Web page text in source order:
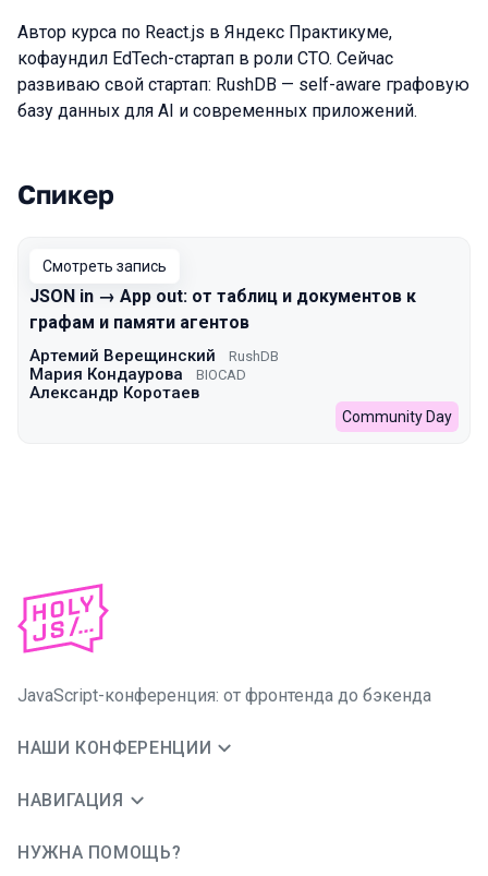
Автор курса по React.js в Яндекс Практикуме,
кофаундил EdTech-стартап в роли CTO. Сейчас
развиваю свой стартап: RushDB — self-aware графовую
базу данных для AI и современных приложений.
Выступления в сезоне 2025 Autumn
Спикер
Смотреть запись
JSON in → App out: от таблиц и документов к
графам и памяти агентов
Артемий Верещинский RushDB
Мария Кондаурова BIOCAD
Александр Коротаев
Community Day
JavaScript-конференция: от фронтенда до бэкенда
НАШИ КОНФЕРЕНЦИИ
НАВИГАЦИЯ
НУЖНА ПОМОЩЬ?